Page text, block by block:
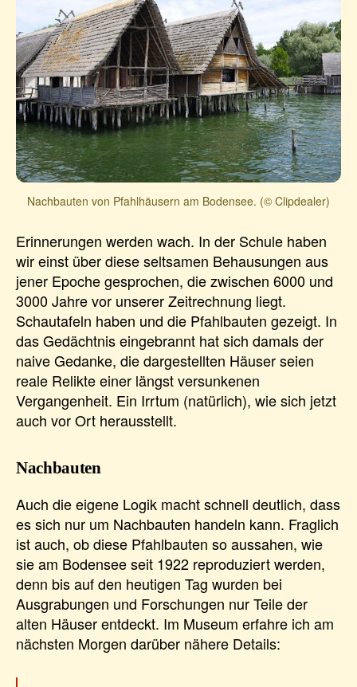
Nachbauten von Pfahlhäusern am Bodensee. (© Clipdealer)
Erinnerungen werden wach. In der Schule haben
wir einst über diese seltsamen Behausungen aus
jener Epoche gesprochen, die zwischen 6000 und
3000 Jahre vor unserer Zeitrechnung liegt.
Schautafeln haben und die Pfahlbauten gezeigt. In
das Gedächtnis eingebrannt hat sich damals der
naive Gedanke, die dargestellten Häuser seien
reale Relikte einer längst versunkenen
Vergangenheit. Ein Irrtum (natürlich), wie sich jetzt
auch vor Ort herausstellt.
Nachbauten
Auch die eigene Logik macht schnell deutlich, dass
es sich nur um Nachbauten handeln kann. Fraglich
ist auch, ob diese Pfahlbauten so aussahen, wie
sie am Bodensee seit 1922 reproduziert werden,
denn bis auf den heutigen Tag wurden bei
Ausgrabungen und Forschungen nur Teile der
alten Häuser entdeckt. Im Museum erfahre ich am
nächsten Morgen darüber nähere Details: